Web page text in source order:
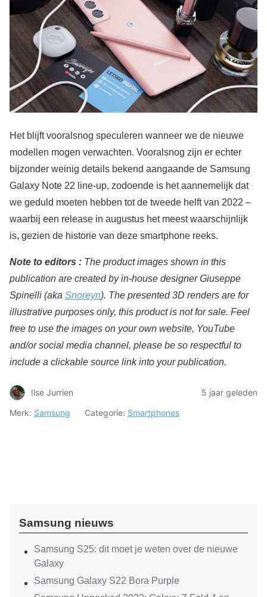
Het blijft vooralsnog speculeren wanneer we de nieuwe
modellen mogen verwachten. Vooralsnog zijn er echter
bijzonder weinig details bekend aangaande de Samsung
Galaxy Note 22 line-up, zodoende is het aannemelijk dat
we geduld moeten hebben tot de tweede helft van 2022 –
waarbij een release in augustus het meest waarschijnlijk
is, gezien de historie van deze smartphone reeks.
Note to editors : The product images shown in this
publication are created by in-house designer Giuseppe
Spinelli (aka Snoreyn). The presented 3D renders are for
illustrative purposes only, this product is not for sale. Feel
free to use the images on your own website, YouTube
and/or social media channel, please be so respectful to
include a clickable source link into your publication.
Ilse Jurrien
5 jaar geleden
Merk: Samsung Categorie: Smartphones
Samsung nieuws
Samsung S25: dit moet je weten over de nieuwe
Galaxy
Samsung Galaxy S22 Bora Purple